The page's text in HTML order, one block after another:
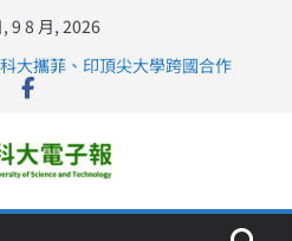
9 8 月, 2026
大攜菲、印頂尖大學跨國合作
團、美容學校收穫豐
結策略聯盟 培育護理尖兵
遠見》醫學大學第5名 辦學實力再